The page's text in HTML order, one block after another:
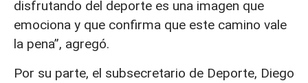
disfrutando del deporte es una imagen que
emociona y que confirma que este camino vale
la pena”, agregó.
Por su parte, el subsecretario de Deporte, Diego